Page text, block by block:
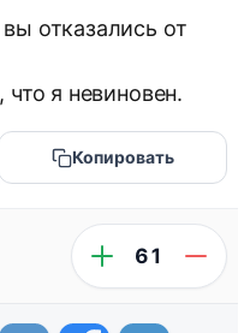
отказались от
я невиновен.
Копировать
61